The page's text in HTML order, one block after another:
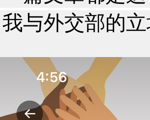
我与外交部的